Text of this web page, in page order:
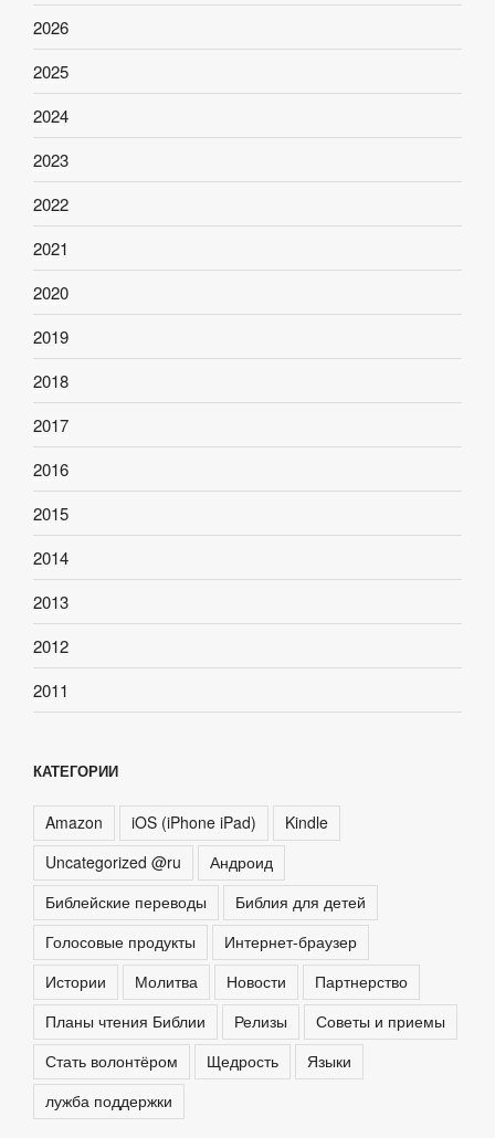
2026
2025
2024
2023
2022
2021
2020
2019
2018
2017
2016
2015
2014
2013
2012
2011
КАТЕГОРИИ
Amazon iOS (iPhone iPad)
Kindle
Uncategorized @ru
Андроид
Библейские переводы
Библия для детей
Голосовые продукты
Интернет-браузер
Истории
Молитва Новости
Партнерство
Планы чтения Библии
Релизы
Советы и приемы
Стать волонтёром
Щедрость
Языки
лужба поддержки